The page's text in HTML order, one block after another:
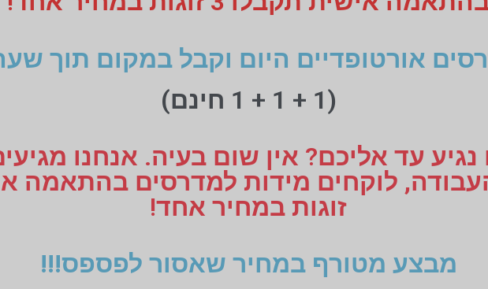
אורטופדיים היום וקבל במקום תוך
(1 + 1 + 1 חינם)
עד אליכם? אין שום בעיה. אנחנו
זוגות במחיר אחד!
מבצע מטורף במחיר שאסור לפספס!!!